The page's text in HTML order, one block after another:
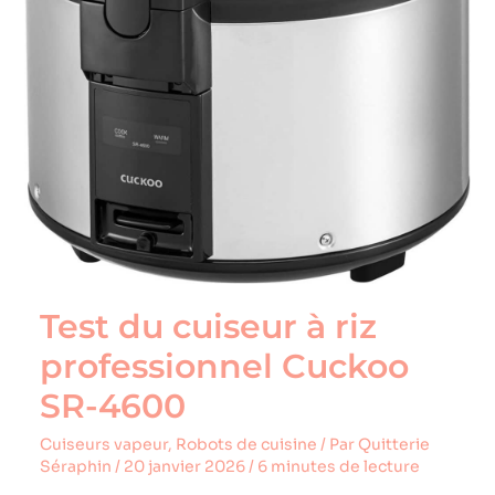
Test du cuiseur à riz
professionnel Cuckoo
SR-4600
Cuiseurs vapeur, Robots de cuisine / Par Quitterie
Séraphin / 20 janvier 2026/ 6 minutes de lecture
SR-
4600